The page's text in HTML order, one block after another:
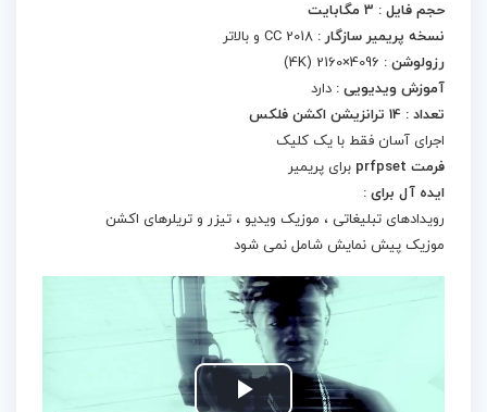
حجم فایل : 3 مگابایت
نسخه پریمیر سازگار :
رزولوشن :
آموزش ویدیویی : دارد
تعداد : 14 ترانزیشن اکشن فلکس
اجرای آسان فقط با یک کلیک
فرمت prfpset
برای پریمیر
ایده آل برای :
رویدادهای تبلیغاتی ، موزیک ویدیو ، تیزر و تریلرهای اکشن
موزیک پیش نمایش شامل نمی شود